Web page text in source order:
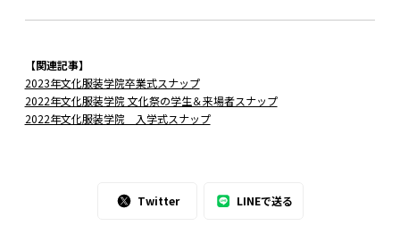
【関連記事】
2023年文化服装学院卒業式スナップ
2022年文化服装学院 文化祭の学生＆来場者スナップ
2022年文化服装学院 入学式スナップ
Twitter LINEで送る